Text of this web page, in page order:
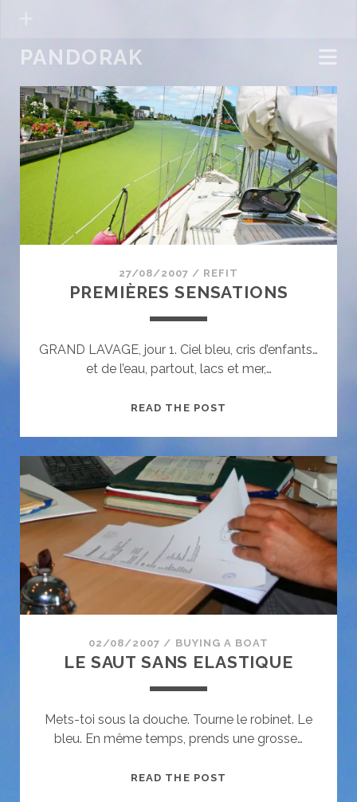
PANDORAK
Pandorak
Posts
27/08/2007 / REFIT
PREMIÈRES SENSATIONS
GRAND LAVAGE, jour 1. Ciel bleu, cris d’enfants…
et de l’eau, partout, lacs et mer,…
READ THE POST
02/08/2007 / BUYING A BOAT
LE SAUT SANS ELASTIQUE
Mets-toi sous la douche. Tourne le robinet. Le
bleu. En même temps, prends une grosse…
READ THE POST